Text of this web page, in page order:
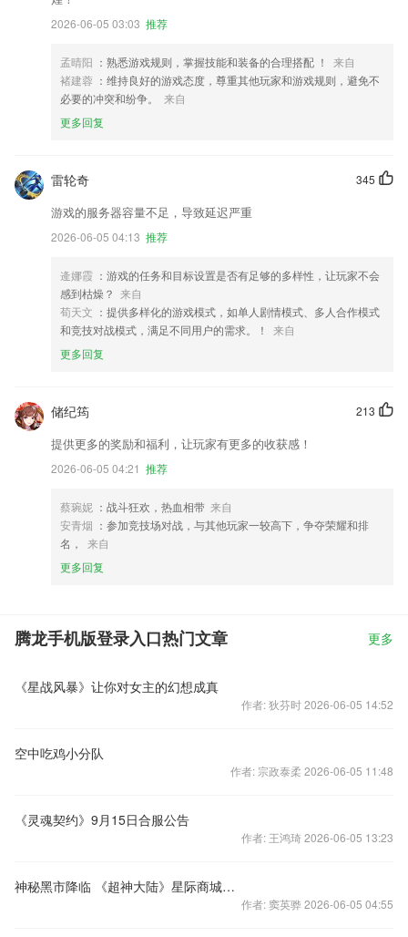
2026-06-05 03:03 推荐
孟晴阳 ：熟悉游戏规则，掌握技能和装备的合理搭配 ！
来自
褚建蓉 ：维持良好的游戏态度，尊重其他玩家和游戏规则，避免不
必要的冲突和纷争。
来自
更多回复
345
雷轮奇
游戏的服务器容量不足，导致延迟严重
2026-06-05 04:13 推荐
逄娜霞 ：游戏的任务和目标设置是否有足够的多样性，让玩家不会
感到枯燥？ 来自
荀天文 ：提供多样化的游戏模式，如单人剧情模式、多人合作模式
和竞技对战模式，满足不同用户的需求。！
来自
更多回复
213
储纪筠
提供更多的奖励和福利，让玩家有更多的收获感！
2026-06-05 04:21 推荐
蔡琬妮 ：战斗狂欢，热血相带 来自
安青烟 ：参加竞技场对战，与其他玩家一较高下，争夺荣耀和排
名，
来自
更多回复
腾龙手机版登录入口热门文章 更多
《星战风暴》让你对女主的幻想成真
作者: 狄芬时 2026-06-05 14:52
空中吃鸡小分队
作者: 宗政泰柔 2026-06-05 11:48
《灵魂契约》9月15日合服公告
作者: 王鸿琦 2026-06-05 13:23
神秘黑市降临 《超神大陆》星际商城开启
作者: 窦英骅 2026-06-05 04:55